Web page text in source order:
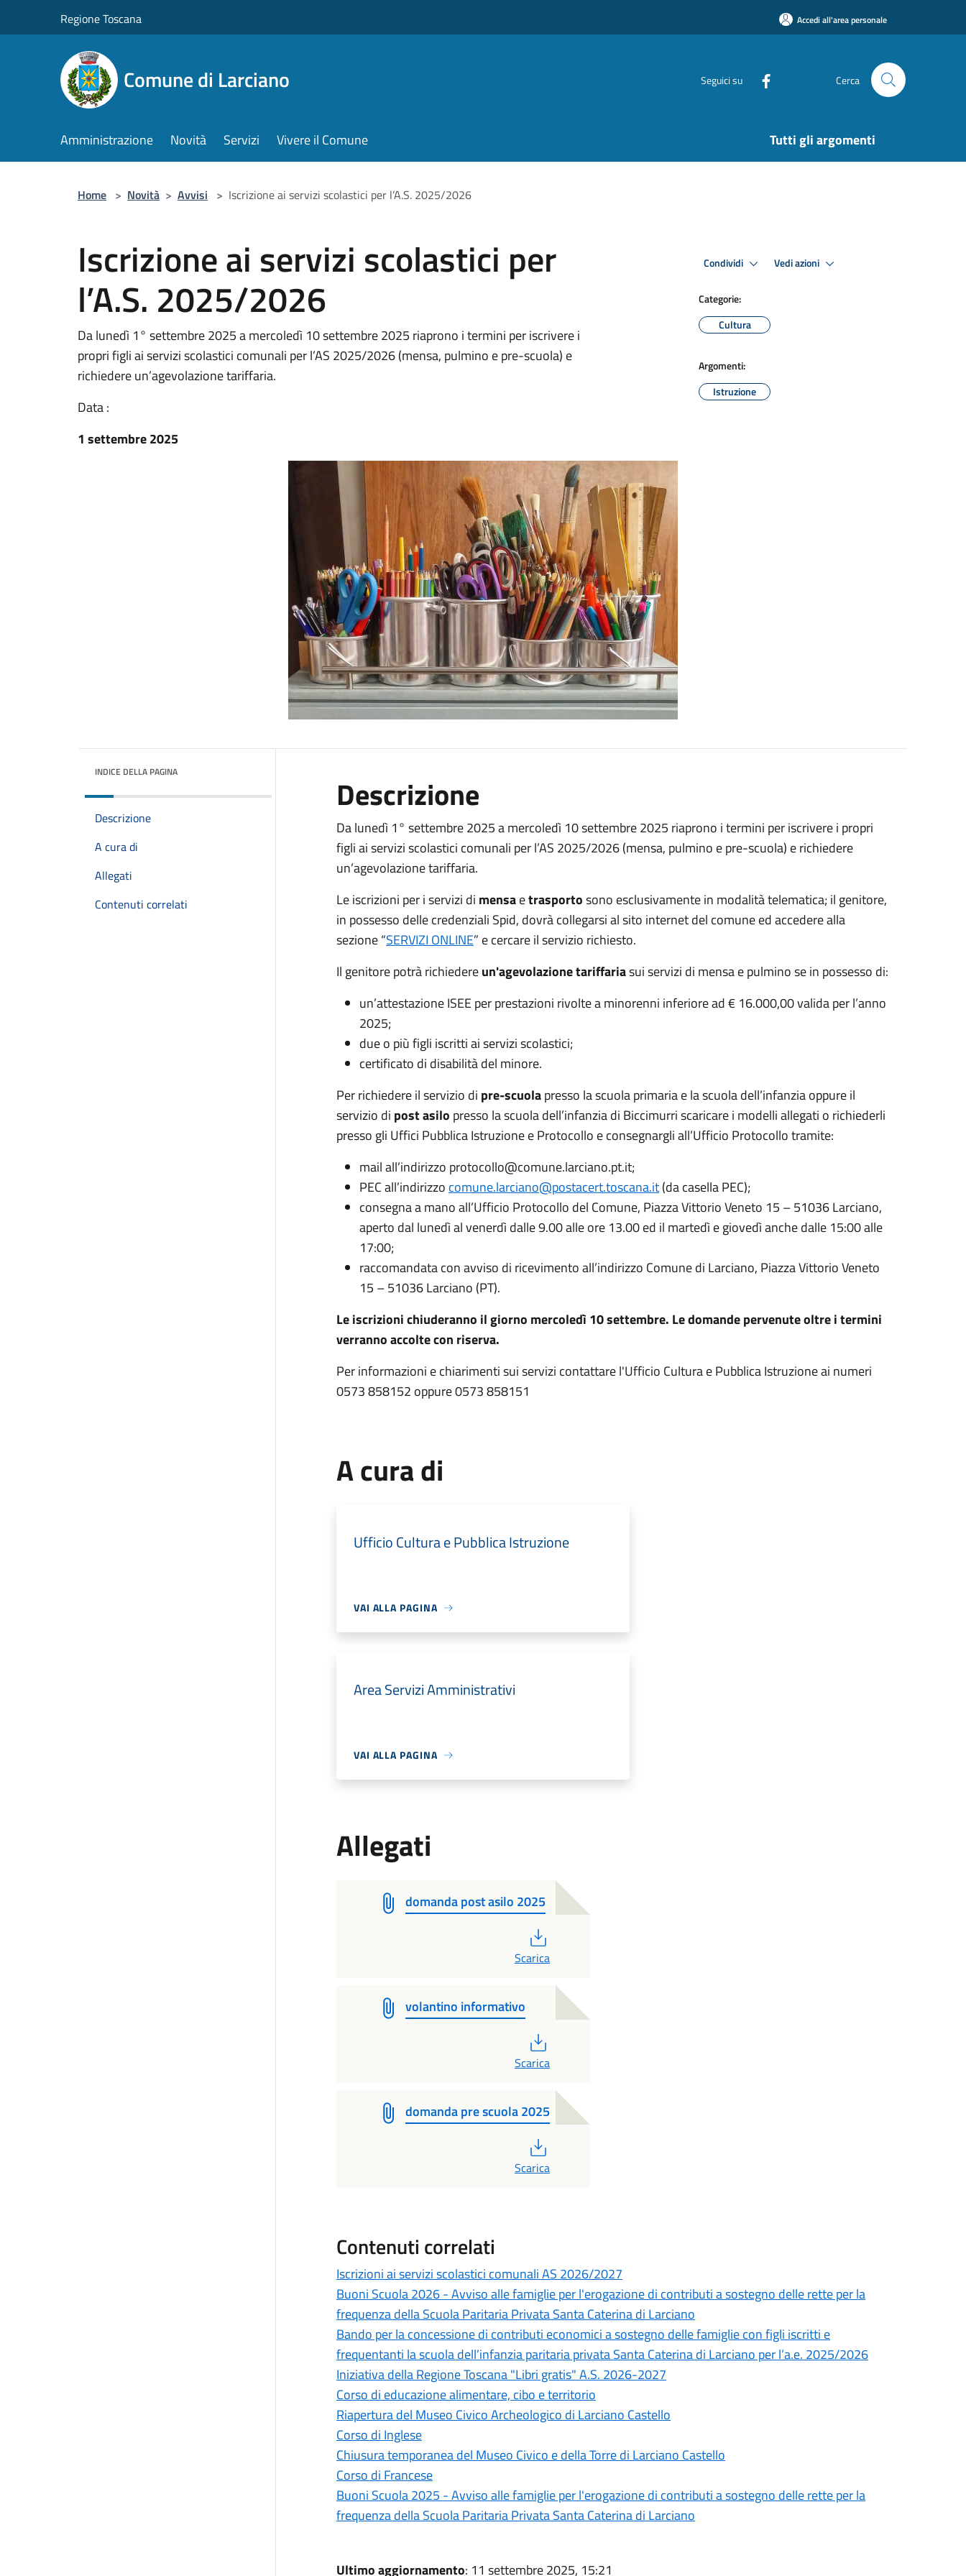
Regione Toscana Accedi all'area personale
Comune di Larciano Seguici su Cerca
Amministrazione Novità Servizi Vivere il Comune Tutti gli argomenti
Home > Novità > Avvisi > Iscrizione ai servizi scolastici per l’A.S. 2025/2026
Iscrizione ai servizi scolastici per
l’A.S. 2025/2026
Da lunedì 1° settembre 2025 a mercoledì 10 settembre 2025 riaprono i termini per iscrivere i
propri figli ai servizi scolastici comunali per l’AS 2025/2026 (mensa, pulmino e pre-scuola) e
richiedere un’agevolazione tariffaria.
Data :
1 settembre 2025
Condividi Vedi azioni
Categorie:
Cultura
Argomenti:
Istruzione
INDICE DELLA PAGINA
Descrizione
A cura di
Allegati
Contenuti correlati
Descrizione
Da lunedì 1° settembre 2025 a mercoledì 10 settembre 2025 riaprono i termini per iscrivere i propri
figli ai servizi scolastici comunali per l’AS 2025/2026 (mensa, pulmino e pre-scuola) e richiedere
un’agevolazione tariffaria.
Le iscrizioni per i servizi di mensaetrasportosono esclusivamente in modalità telematica; il genitore,
in possesso delle credenziali Spid, dovrà collegarsi al sito internet del comune ed accedere alla
sezione “SERVIZI ONLINE” e cercare il servizio richiesto.
Il genitore potrà richiedereun'agevolazione tariffariasui servizi di mensa e pulmino se in possesso di:
un’attestazione ISEE per prestazioni rivolte a minorenni inferiore ad € 16.000,00 valida per l’anno
2025;
due o più figli iscritti ai servizi scolastici;
certificato di disabilità del minore.
Per richiedere il servizio di pre-scuolapresso la scuola primaria e la scuola dell’infanzia oppure il
servizio di post asilo presso la scuola dell’infanzia di Biccimurri scaricare i modelli allegati o richiederli
presso gli Uffici Pubblica Istruzione e Protocollo e consegnargli all’Ufficio Protocollo tramite:
mail all’indirizzo protocollo@comune.larciano.pt.it;
PEC all’indirizzo comune.larciano@postacert.toscana.it(da casella PEC);
consegna a mano all’Ufficio Protocollo del Comune, Piazza Vittorio Veneto 15 – 51036 Larciano,
aperto dal lunedì al venerdì dalle 9.00 alle ore 13.00 ed il martedì e giovedì anche dalle 15:00 alle
17:00;
raccomandata con avviso di ricevimento all’indirizzo Comune di Larciano, Piazza Vittorio Veneto
15 – 51036 Larciano (PT).
Le iscrizioni chiuderanno il giorno mercoledì 10 settembre. Le domande pervenute oltre i termini
verranno accolte con riserva.
Per informazioni e chiarimenti sui servizi contattare l'Ufficio Cultura e Pubblica Istruzione ai numeri
0573 858152 oppure 0573 858151
A cura di
Ufficio Cultura e Pubblica Istruzione
VAI ALLA PAGINA
Area Servizi Amministrativi
VAI ALLA PAGINA
Allegati
domanda post asilo 2025
Scarica
volantino informativo
Scarica
domanda pre scuola 2025
Scarica
Contenuti correlati
Iscrizioni ai servizi scolastici comunali AS 2026/2027
Buoni Scuola 2026 - Avviso alle famiglie per l'erogazione di contributi a sostegno delle rette per la
frequenza della Scuola Paritaria Privata Santa Caterina di Larciano
Bando per la concessione di contributi economici a sostegno delle famiglie con figli iscritti e
frequentanti la scuola dell’infanzia paritaria privata Santa Caterina di Larciano per l’a.e. 2025/2026
Iniziativa della Regione Toscana "Libri gratis" A.S. 2026-2027
Corso di educazione alimentare, cibo e territorio
Riapertura del Museo Civico Archeologico di Larciano Castello
Corso di Inglese
Chiusura temporanea del Museo Civico e della Torre di Larciano Castello
Corso di Francese
Buoni Scuola 2025 - Avviso alle famiglie per l'erogazione di contributi a sostegno delle rette per la
frequenza della Scuola Paritaria Privata Santa Caterina di Larciano
Ultimo aggiornamento: 11 settembre 2025, 15:21